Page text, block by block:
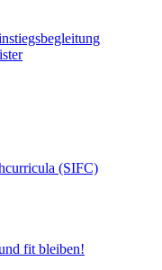
(SIFC)
fit bleiben!